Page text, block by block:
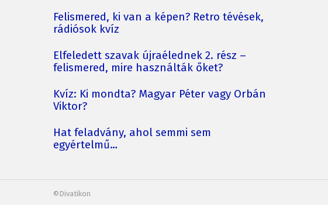
Felismered, ki van a képen? Retro tévések,
rádiósok kvíz
Elfeledett szavak újraélednek 2. rész –
felismered, mire használták őket?
Kvíz: Ki mondta? Magyar Péter vagy Orbán
Viktor?
Hat feladvány, ahol semmi sem
egyértelmű…
©Divatikon